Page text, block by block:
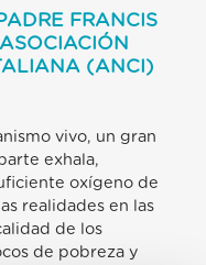
FRANCIS
(ANCI)
vivo, un gran
exhala,
oxígeno de
realidades en las
de los
de pobreza y